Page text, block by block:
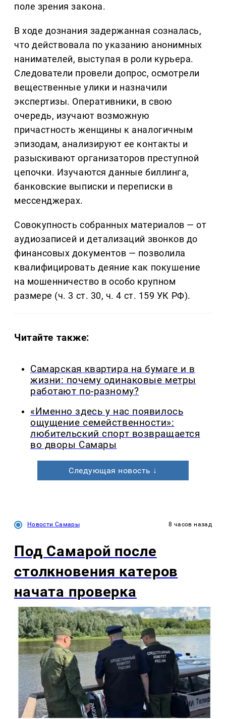
поле зрения закона.
В ходе дознания задержанная созналась,
что действовала по указанию анонимных
нанимателей, выступая в роли курьера.
Следователи провели допрос, осмотрели
вещественные улики и назначили
экспертизы. Оперативники, в свою
очередь, изучают возможную
причастность женщины к аналогичным
эпизодам, анализируют ее контакты и
разыскивают организаторов преступной
цепочки. Изучаются данные биллинга,
банковские выписки и переписки в
мессенджерах.
Совокупность собранных материалов — от
аудиозаписей и детализаций звонков до
финансовых документов — позволила
квалифицировать деяние как покушение
на мошенничество в особо крупном
размере (ч. 3 ст. 30, ч. 4 ст. 159 УК РФ).
Читайте также:
Самарская квартира на бумаге и в
жизни: почему одинаковые метры
работают по-разному?
«Именно здесь у нас появилось
ощущение семейственности»:
любительский спорт возвращается
во дворы Самары
Следующая новость ↓
Новости Самары 8 часов назад
Под Самарой после
столкновения катеров
начата проверка